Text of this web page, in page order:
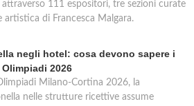
6, Milano
111 espositori, tre sezioni curate
artistica di Francesca Malgara.
negli hotel: cosa devono sapere i
2026
Milano-Cortina 2026, la
nelle strutture ricettive assume